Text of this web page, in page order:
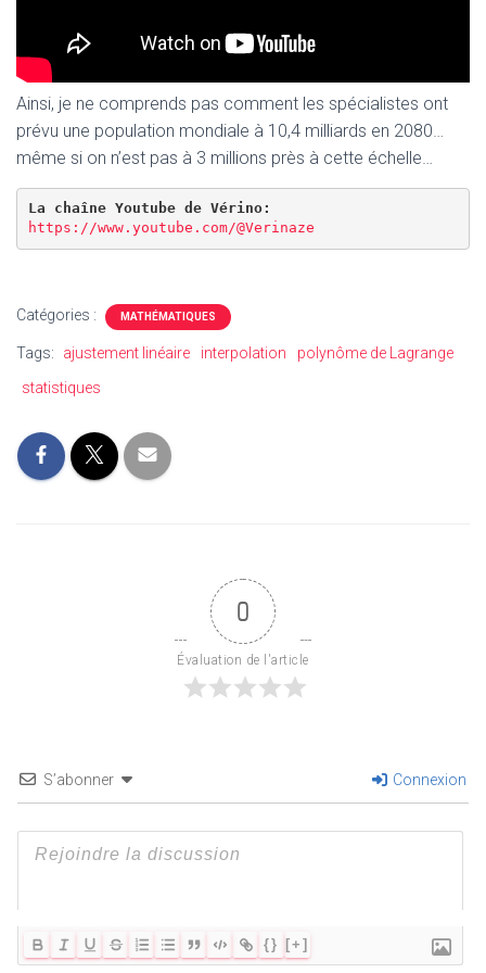
Ainsi, je ne comprends pas comment les spécialistes ont
prévu une population mondiale à 10,4 milliards en 2080…
même si on n’est pas à 3 millions près à cette échelle…
La chaîne Youtube de Vérino:
https://www.youtube.com/@Verinaze
Catégories : MATHÉMATIQUES
Tags: ajustement linéaire interpolation
polynôme de Lagrange
statistiques
0
Évaluation de l'article
S’abonner Connexion
{} [+]